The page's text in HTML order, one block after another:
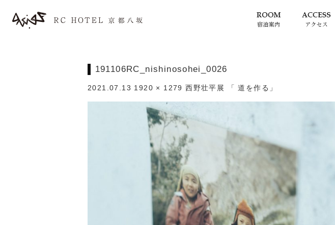
191106RC_nishinosohei_0026
2021.07.13 1920 × 1279 西野壮平展 「 道を作る」